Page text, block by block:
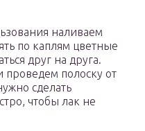
наливаем
по каплям цветные
друг на друга.
проведем полоску от
сделать
чтобы лак не